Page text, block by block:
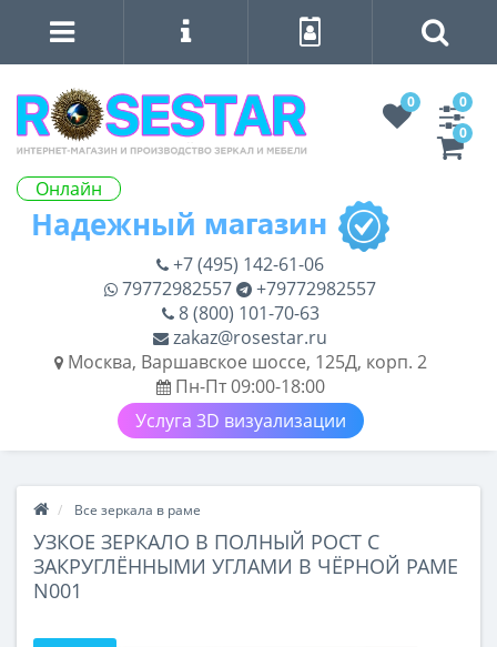
Онлайн
0
0
0
+7 (495) 142-61-06
79772982557
+79772982557
8 (800) 101-70-63
zakaz@rosestar.ru
Москва, Варшавское шоссе, 125Д, корп. 2
Пн-Пт 09:00-18:00
Услуга 3D визуализации
Все зеркала в раме
УЗКОЕ ЗЕРКАЛО В ПОЛНЫЙ РОСТ С
ЗАКРУГЛЁННЫМИ УГЛАМИ В ЧЁРНОЙ РАМЕ
N001